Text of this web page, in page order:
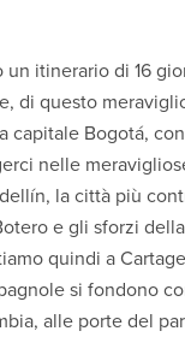
itinerario di 16
di questo
capitale Bogotá,
nelle
la città più
e gli sforzi
quindi a
si fondono
alle porte del